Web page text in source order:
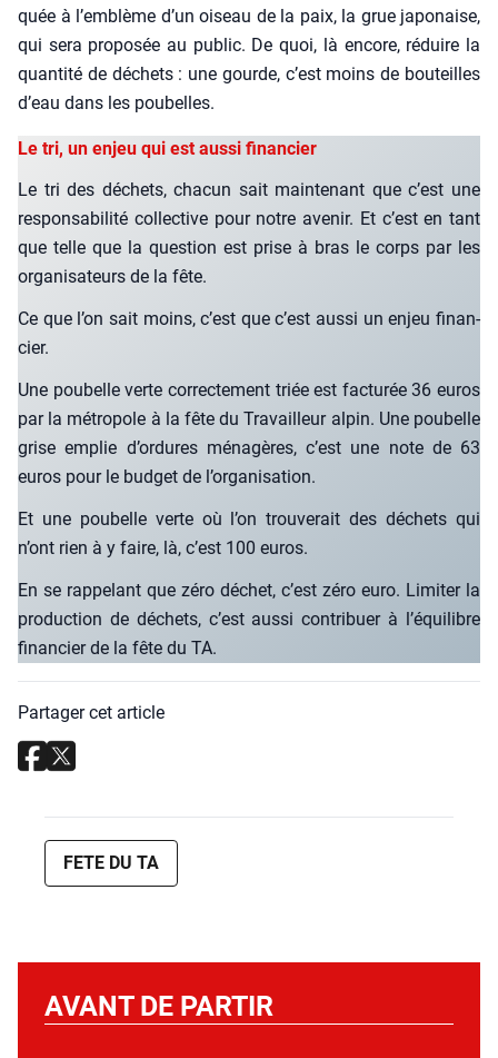
quée à l’emblème d’un oiseau de la paix, la grue japo­naise,
qui sera pro­po­sée au public. De quoi, là encore, réduire la
quan­ti­té de déchets : une gourde, c’est moins de bou­teilles
d’eau dans les pou­belles.
Le tri, un enjeu qui est aussi financier
Le tri des déchets, cha­cun sait main­te­nant que c’est une
res­pon­sa­bi­li­té col­lec­tive pour notre ave­nir. Et c’est en tant
que telle que la ques­tion est prise à bras le corps par les
orga­ni­sa­teurs de la fête.
Ce que l’on sait moins, c’est que c’est aus­si un enjeu finan­
cier.
Une pou­belle verte cor­rec­te­ment triée est fac­tu­rée 36 euros
par la métro­pole à la fête du Tra­vailleur alpin. Une pou­belle
grise emplie d’ordures ména­gères, c’est une note de 63
euros pour le bud­get de l’organisation.
Et une pou­belle verte où l’on trou­ve­rait des déchets qui
n’ont rien à y faire, là, c’est 100 euros.
En se rap­pe­lant que zéro déchet, c’est zéro euro. Limi­ter la
pro­duc­tion de déchets, c’est aus­si contri­buer à l’équilibre
finan­cier de la fête du TA.
Partager cet article
FETE DU TA
AVANT DE PARTIR